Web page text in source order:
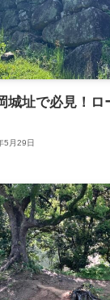
城址で必見！
5月29日